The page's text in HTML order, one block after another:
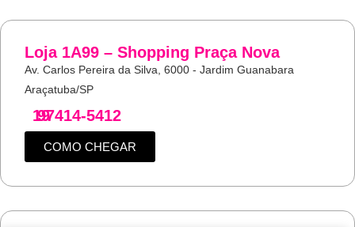
Loja 1A99 – Shopping Praça Nova
Av. Carlos Pereira da Silva, 6000 - Jardim Guanabara
Araçatuba/SP
19
97414-5412
COMO CHEGAR